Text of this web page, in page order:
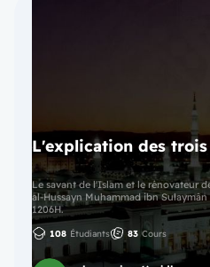
Le savant de l'Islam et le rénovateur
al-Hussayn Muhammad ibn
1206H.
108 Étudiants 83 Cours